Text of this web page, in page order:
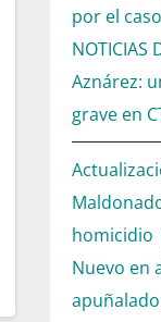
por el
NOTICIAS
Aznárez:
grave en
homicidio |
Nuevo en